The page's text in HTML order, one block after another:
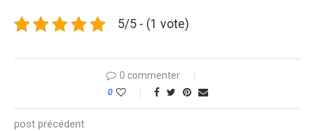
5/5 - (1 vote)
0 commenter
0
post précédent